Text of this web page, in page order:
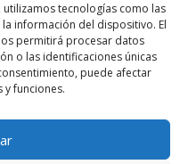
tecnologías como las
información del dispositivo. El
permitirá procesar datos
o las identificaciones únicas
puede afectar
y funciones.